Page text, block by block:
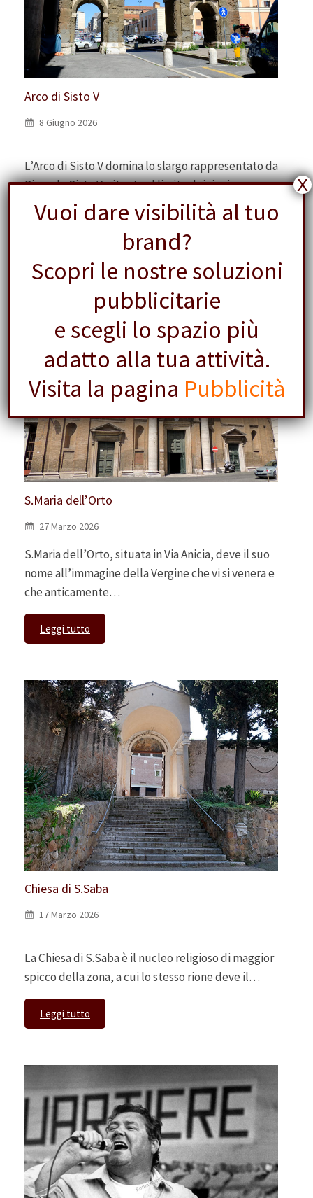
Arco di Sisto V
8 Giugno 2026
L’Arco di Sisto V domina lo slargo rappresentato da
Piazzale Sisto V, situato al limite dei rioni
Esquilino e Castro…
S.Maria dell’Orto
27 Marzo 2026
S.Maria dell’Orto, situata in Via Anicia, deve il suo
nome all’immagine della Vergine che vi si venera e
che anticamente…
Leggi tutto
Chiesa di S.Saba
17 Marzo 2026
La Chiesa di S.Saba è il nucleo religioso di maggior
spicco della zona, a cui lo stesso rione deve il…
Leggi tutto
Vuoi dare visibilità al tuo
brand?
Scopri le nostre soluzioni
pubblicitarie
e scegli lo spazio più
adatto alla tua attività.
Visita la pagina Pubblicità
X